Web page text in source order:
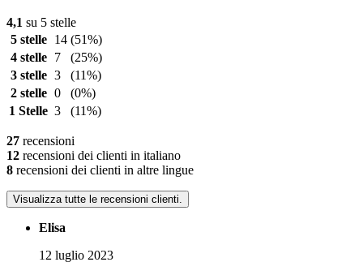
4,1 su 5 stelle
5 stelle
14 (51%)
4 stelle
7
(25%)
3 stelle 3
(11%)
2 stelle 0
(0%)
1 Stelle 3 (11%)
27 recensioni
12 recensioni dei clienti in italiano
8 recensioni dei clienti in altre lingue
Visualizza tutte le recensioni clienti.
Elisa
12 luglio 2023